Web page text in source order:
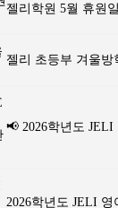
젤리학원 5월 휴원
젤리 초등부 겨울방
📢 2026학년도
2026학년도 JELI